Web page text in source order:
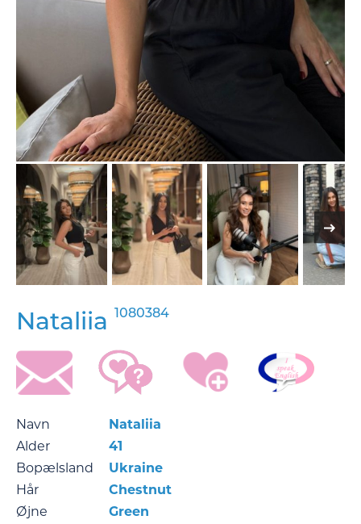
Nataliia 1080384
Navn
Nataliia
Alder
41
Bopælsland
Ukraine
Hår
Chestnut
Øjne
Green